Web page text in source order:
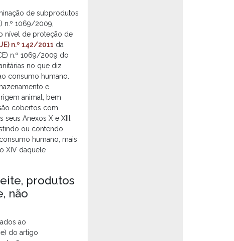
de subprodutos
n.º 1069/2009,
nível de proteção de
n.º 142/2011 da
n.º 1069/2009 do
no que diz
consumo humano.
e
animal, bem
cobertos com
seus Anexos X e XIII.
ou contendo
humano, mais
XIV daquele
produtos
não
ao
do artigo